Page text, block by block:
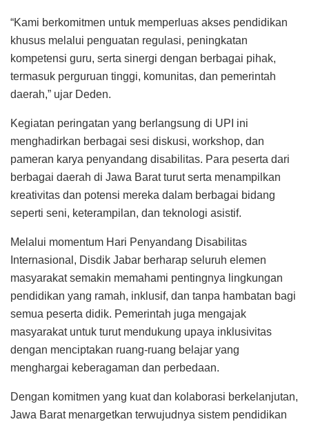
“Kami berkomitmen untuk memperluas akses pendidikan
khusus melalui penguatan regulasi, peningkatan
kompetensi guru, serta sinergi dengan berbagai pihak,
termasuk perguruan tinggi, komunitas, dan pemerintah
daerah,” ujar Deden.
Kegiatan peringatan yang berlangsung di UPI ini
menghadirkan berbagai sesi diskusi, workshop, dan
pameran karya penyandang disabilitas. Para peserta dari
berbagai daerah di Jawa Barat turut serta menampilkan
kreativitas dan potensi mereka dalam berbagai bidang
seperti seni, keterampilan, dan teknologi asistif.
Melalui momentum Hari Penyandang Disabilitas
Internasional, Disdik Jabar berharap seluruh elemen
masyarakat semakin memahami pentingnya lingkungan
pendidikan yang ramah, inklusif, dan tanpa hambatan bagi
semua peserta didik. Pemerintah juga mengajak
masyarakat untuk turut mendukung upaya inklusivitas
dengan menciptakan ruang-ruang belajar yang
menghargai keberagaman dan perbedaan.
Dengan komitmen yang kuat dan kolaborasi berkelanjutan,
Jawa Barat menargetkan terwujudnya sistem pendidikan